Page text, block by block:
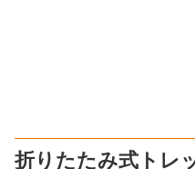
折りたたみ式トレ